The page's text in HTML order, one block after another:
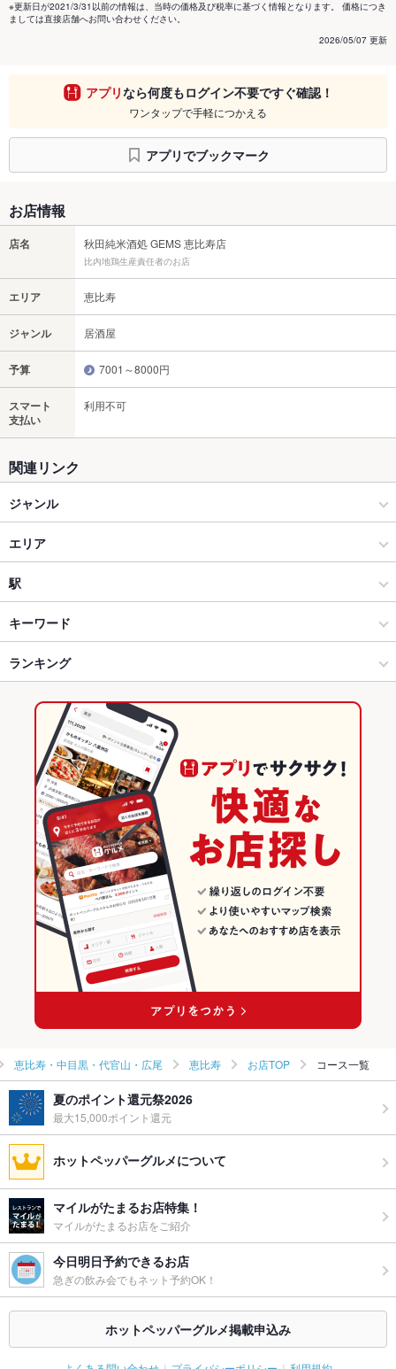
※更新日が2021/3/31以前の情報は、当時の価格及び税率に基づく情報となります。 価格につき
ましては直接店舗へお問い合わせください。
2026/05/07 更新
アプリなら何度もログイン不要ですぐ確認！
ワンタップで手軽につかえる
アプリでブックマーク
お店情報
店名 秋田純米酒処 GEMS 恵比寿店
比内地鶏生産責任者のお店
エリア 恵比寿
ジャンル 居酒屋
予算 7001～8000円
スマート
支払い
利用不可
関連リンク
ジャンル
居酒屋
和風
恵比寿・中目黒・代官山・広尾 × 居酒屋
恵比寿・中目黒・代官山・広尾 × 和風
恵比寿駅 × 居酒屋
恵比寿駅 × 和風
エリア
恵比寿
恵比寿 × 居酒屋
恵比寿 × 和風
東京 × 居酒屋
東京 × 和風
駅
恵比寿駅
代官山駅
キーワード
からあげ
ランキング
東京のグルメランキング
東京の居酒屋ランキング
恵比寿・中目黒・代官山・広尾のグルメランキング
恵比寿・中目黒・代官山・広尾の居酒屋ランキング
恵比寿のグルメランキング
恵比寿の居酒屋ランキング
恵比寿・中目黒・代官山・広尾 恵比寿 お店TOP コース一覧
夏のポイント還元祭2026
最大15,000ポイント還元
ホットペッパーグルメについて
マイルがたまるお店特集！
マイルがたまるお店をご紹介
今日明日予約できるお店
急ぎの飲み会でもネット予約OK！
ホットペッパーグルメ掲載申込み